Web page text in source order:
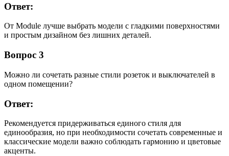
Ответ:
От Module лучше выбрать модели с гладкими поверхностями
и простым дизайном без лишних деталей.
Вопрос 3
Можно ли сочетать разные стили розеток и выключателей в
одном помещении?
Ответ:
Рекомендуется придерживаться единого стиля для
единообразия, но при необходимости сочетать современные и
классические модели важно соблюдать гармонию и цветовые
акценты.